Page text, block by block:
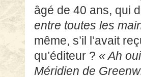
qu’éditeur ?« Ah
Méridien de
actuels et déjà «